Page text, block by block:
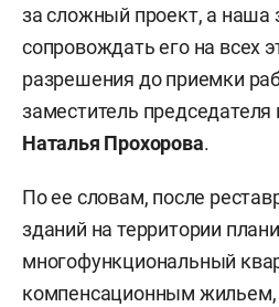
за сложный проект, а наша
сопровождать его на всех
разрешения до приемки
заместитель
Наталья Прохорова.
По ее словам, после
зданий на территории
многофункциональный
компенсационным